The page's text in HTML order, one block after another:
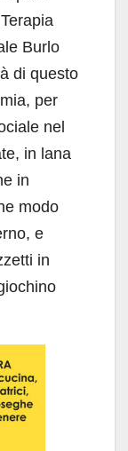
Burlo
di questo
per
nel
in lana
in
modo
e
in